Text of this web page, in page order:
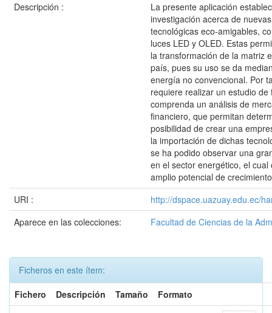
Descripción :
La presente aplicación
investigación acerca de
tecnológicas eco-amigables,
luces LED y OLED. Estas
la transformación de la matriz
país, pues su uso se da
energía no convencional. Por
requiere realizar un estudio de
comprenda un análisis de
financiero, que permitan
posibilidad de crear una
la importación de dichas
se ha podido observar una
en el sector energético, el cual
amplio potencial de
URI :
http://dspace.uazuay.edu.ec/
Aparece en las colecciones:
Facultad de Ciencias de la
Ficheros en este ítem:
Fichero
Descripción Tamaño
Formato